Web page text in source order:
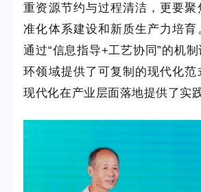
重资源节约与过程清洁，更要聚
准化体系建设和新质生产力培育
通过“信息指导+工艺协同”的机
环领域提供了可复制的现代化范
现代化在产业层面落地提供了实